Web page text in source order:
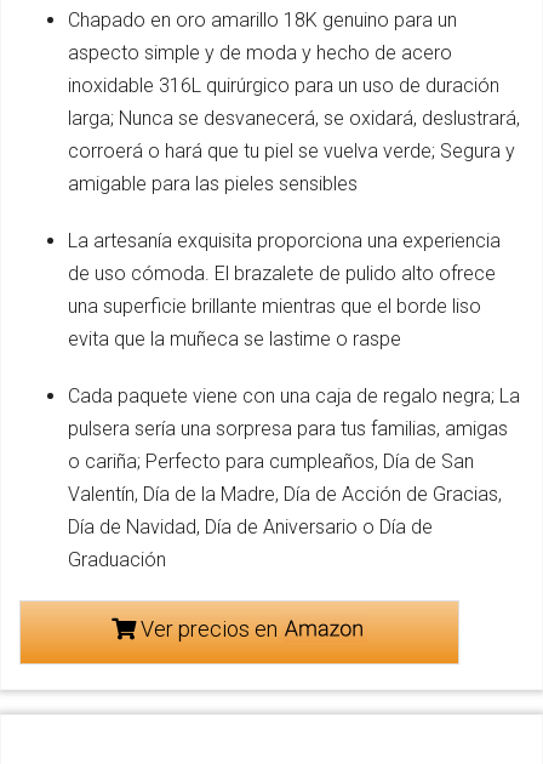
Chapado en oro amarillo 18K genuino para un
aspecto simple y de moda y hecho de acero
inoxidable 316L quirúrgico para un uso de duración
larga; Nunca se desvanecerá, se oxidará, deslustrará,
corroerá o hará que tu piel se vuelva verde; Segura y
amigable para las pieles sensibles
La artesanía exquisita proporciona una experiencia
de uso cómoda. El brazalete de pulido alto ofrece
una superficie brillante mientras que el borde liso
evita que la muñeca se lastime o raspe
Cada paquete viene con una caja de regalo negra; La
pulsera sería una sorpresa para tus familias, amigas
o cariña; Perfecto para cumpleaños, Día de San
Valentín, Día de la Madre, Día de Acción de Gracias,
Día de Navidad, Día de Aniversario o Día de
Graduación
Ver precios en